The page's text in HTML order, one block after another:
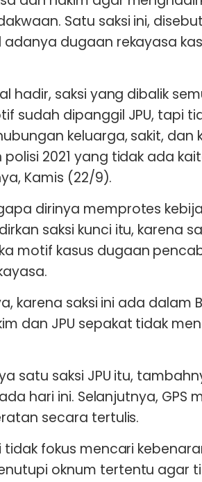
Satu saksi ini,
dugaan rekayasa
hadir, saksi yang dibalik
sudah dipanggil JPU, tapi
keluarga, sakit, dan
2021 yang tidak ada
Kamis (22/9).
dirinya memprotes
saksi kunci itu, karena
motif kasus dugaan
karena saksi ini ada dalam
dan JPU sepakat tidak
satu saksi JPU itu,
hari ini. Selanjutnya, GPS
secara tertulis.
tidak fokus mencari
oknum tertentu agar